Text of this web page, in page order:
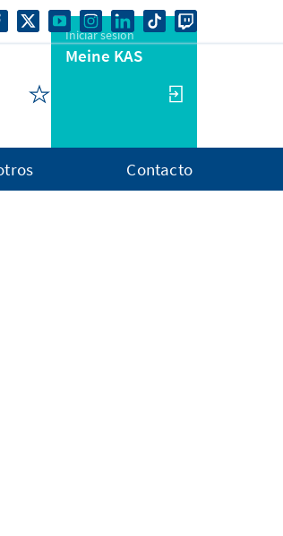
Iniciar sesión
Meine KAS
Contacto